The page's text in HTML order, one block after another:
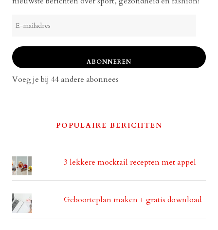
mailadres
ABONNEREN
Voeg je bij 44 andere abonnees
POPULAIRE BERICHTEN
3 lekkere mocktail recepten met appel
Geboorteplan maken + gratis download